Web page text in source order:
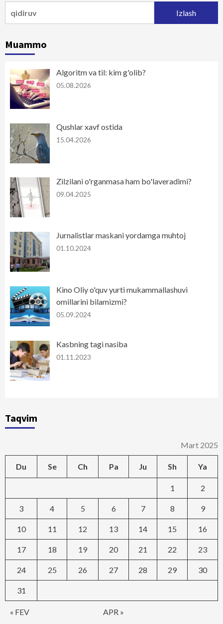
Muammo
Algoritm va til: kim g'olib?
05.08.2026
Qushlar xavf ostida
15.04.2026
Zilzilani o'rganmasa ham bo'laveradimi?
09.04.2025
Jurnalistlar maskani yordamga muhtoj
01.10.2024
Kino Oliy o'quv yurti mukammallashuvi
omillarini bilamizmi?
05.09.2024
Kasbning tagi nasiba
01.11.2023
Taqvim
Mart 2025
Du Se Ch Pa Ju Sh Ya
« FEV APR »
1 2
3 4 5 6 7 8 9
10 11 12 13 14 15 16
17 18 19 20 21 22 23
24 25 26 27 28 29 30
31